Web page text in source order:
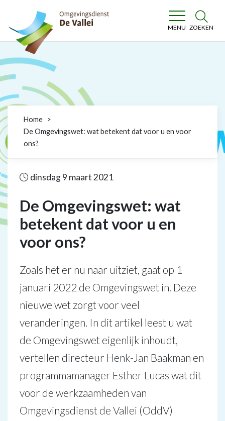
Omgevingsdienst De Vallei
MENU ZOEKEN
Home
De Omgevingswet: wat betekent dat voor u en voor
ons?
dinsdag 9 maart 2021
De Omgevingswet: wat
betekent dat voor u en
voor ons?
Zoals het er nu naar uitziet, gaat op 1
januari 2022 de Omgevingswet in. Deze
nieuwe wet zorgt voor veel
veranderingen. In dit artikel leest u wat
de Omgevingswet eigenlijk inhoudt,
vertellen directeur Henk-Jan Baakman en
programmamanager Esther Lucas wat dit
voor de werkzaamheden van
Omgevingsdienst de Vallei (OddV)